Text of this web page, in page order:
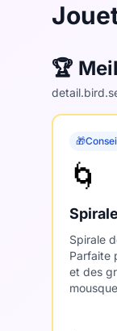
🏆
🎁
🌀
Spirale
Parfaite
et des